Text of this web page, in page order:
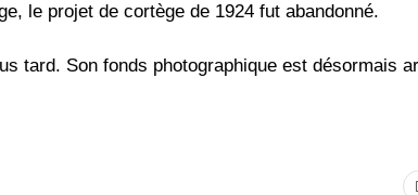
le projet de cortège de 1924 fut abandonné.
tard. Son fonds photographique est désormais